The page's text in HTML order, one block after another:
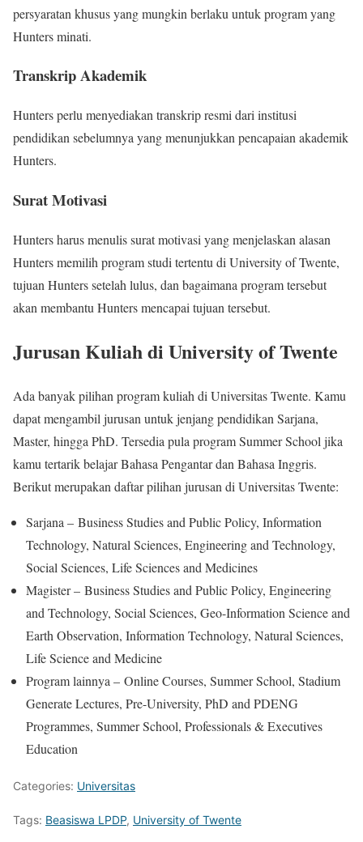
persyaratan khusus yang mungkin berlaku untuk program yang
Hunters minati.
Transkrip Akademik
Hunters perlu menyediakan transkrip resmi dari institusi
pendidikan sebelumnya yang menunjukkan pencapaian akademik
Hunters.
Surat Motivasi
Hunters harus menulis surat motivasi yang menjelaskan alasan
Hunters memilih program studi tertentu di University of Twente,
tujuan Hunters setelah lulus, dan bagaimana program tersebut
akan membantu Hunters mencapai tujuan tersebut.
Jurusan Kuliah di University of Twente
Ada banyak pilihan program kuliah di Universitas Twente. Kamu
dapat mengambil jurusan untuk jenjang pendidikan Sarjana,
Master, hingga PhD. Tersedia pula program Summer School jika
kamu tertarik belajar Bahasa Pengantar dan Bahasa Inggris.
Berikut merupakan daftar pilihan jurusan di Universitas Twente:
Sarjana – Business Studies and Public Policy, Information
Technology, Natural Sciences, Engineering and Technology,
Social Sciences, Life Sciences and Medicines
Magister – Business Studies and Public Policy, Engineering
and Technology, Social Sciences, Geo-Information Science and
Earth Observation, Information Technology, Natural Sciences,
Life Science and Medicine
Program lainnya – Online Courses, Summer School, Stadium
Generate Lectures, Pre-University, PhD and PDENG
Programmes, Summer School, Professionals & Executives
Education
Categories: Universitas
Tags: Beasiswa LPDP, University of Twente